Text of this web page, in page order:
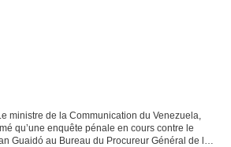
ministre de la Communication du Venezuela,
qu’une enquête pénale en cours contre le
Guaidó au Bureau du Procureur Général de la